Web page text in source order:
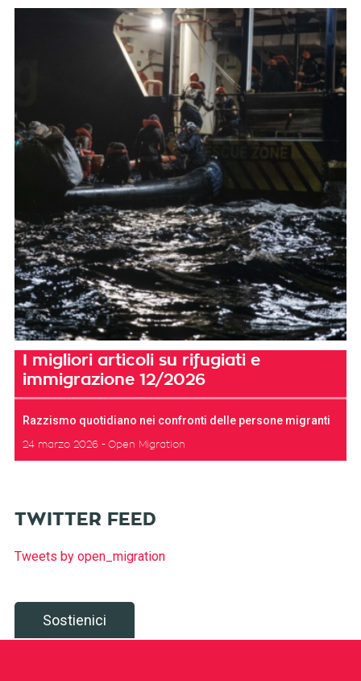
I migliori articoli su rifugiati e
immigrazione 12/2026
Razzismo quotidiano nei confronti delle persone migranti
24 marzo 2026 Open Migration
TWITTER FEED
Tweets by open_migration
Sostienici